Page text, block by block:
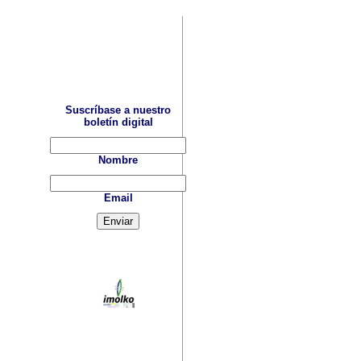
Suscríbase a nuestro
boletín digital
Nombre
Email